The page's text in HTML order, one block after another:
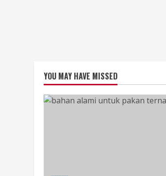
YOU MAY HAVE MISSED